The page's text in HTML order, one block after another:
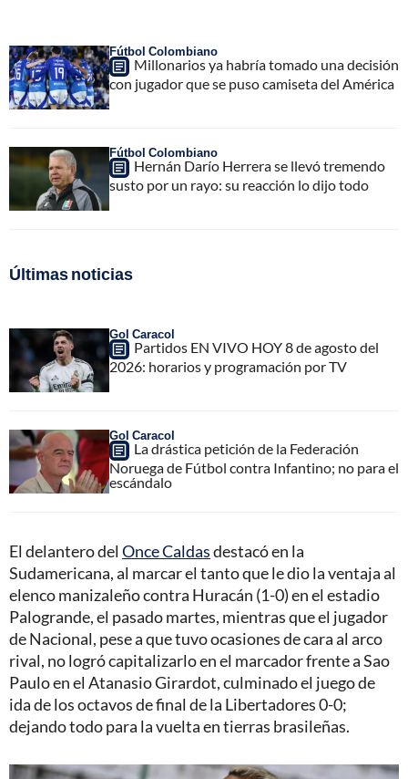
Fútbol Colombiano
Millonarios ya habría tomado una decisión
con jugador que se puso camiseta del América
Fútbol Colombiano
Hernán Darío Herrera se llevó tremendo
susto por un rayo: su reacción lo dijo todo
Últimas noticias
Gol Caracol
Partidos EN VIVO HOY 8 de agosto del
2026: horarios y programación por TV
Gol Caracol
La drástica petición de la Federación
Noruega de Fútbol contra Infantino; no para el
escándalo
El delantero del Once Caldasdestacó en la
Sudamericana, al marcar el tanto que le dio la ventaja al
elenco manizaleño contra Huracán (1-0) en el estadio
Palogrande, el pasado martes, mientras que el jugador
de Nacional, pese a que tuvo ocasiones de cara al arco
rival, no logró capitalizarlo en el marcador frente a Sao
Paulo en el Atanasio Girardot, culminado el juego de
ida de los octavos de final de la Libertadores 0-0;
dejando todo para la vuelta en tierras brasileñas.